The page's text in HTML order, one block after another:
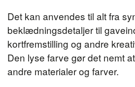
Det kan anvendes til alt fra
beklædningsdetaljer til
kortfremstilling og andre
Den lyse farve gør det nemt
andre materialer og farver.